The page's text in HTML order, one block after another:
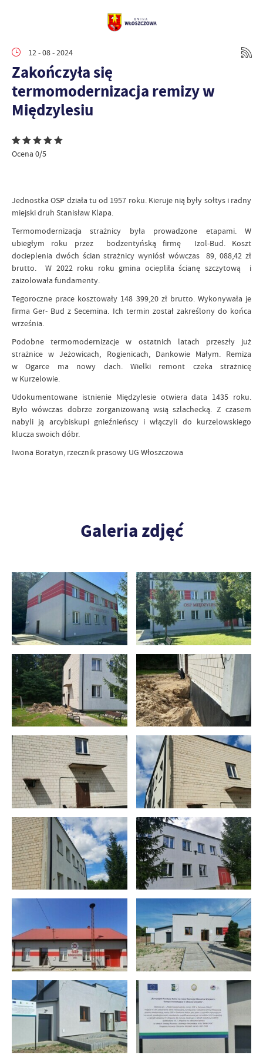
12 - 08 - 2024
Zakończyła się
termomodernizacja remizy w
Międzylesiu
Ocena 0/5
Jednostka OSP działa tu od 1957 roku. Kieruje nią były sołtys i radny
miejski druh Stanisław Klapa.
Termomodernizacja strażnicy była prowadzone etapami. W
ubiegłym roku przez bodzentyńską firmę Izol-Bud. Koszt
docieplenia dwóch ścian strażnicy wyniósł wówczas 89, 088,42 zł
brutto. W 2022 roku roku gmina ociepliła ścianę szczytową i
zaizolowała fundamenty.
Tegoroczne prace kosztowały 148 399,20 zł brutto. Wykonywała je
firma Ger- Bud z Secemina. Ich termin został zakreślony do końca
września.
Podobne termomodernizacje w ostatnich latach przeszły już
strażnice w Jeżowicach, Rogienicach, Dankowie Małym. Remiza
w Ogarce ma nowy dach. Wielki remont czeka strażnicę
w Kurzelowie.
Udokumentowane istnienie Międzylesie otwiera data 1435 roku.
Było wówczas dobrze zorganizowaną wsią szlachecką. Z czasem
nabyli ją arcybiskupi gnieźnieńscy i włączyli do kurzelowskiego
klucza swoich dóbr.
Iwona Boratyn, rzecznik prasowy UG Włoszczowa
Galeria zdjęć